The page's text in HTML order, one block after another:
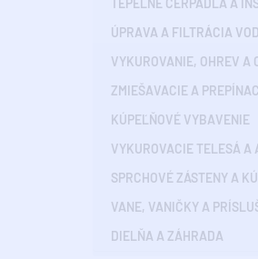
TEPELNÉ ČERPADLÁ A
ÚPRAVA A FILTRÁCIA
VYKUROVANIE, OHREV A
ZMIEŠAVACIE A
KÚPEĽŇOVÉ VYBAVENIE
VYKUROVACIE TELESÁ A
SPRCHOVÉ ZÁSTENY A
VANE, VANIČKY A
DIELŇA A ZÁHRADA